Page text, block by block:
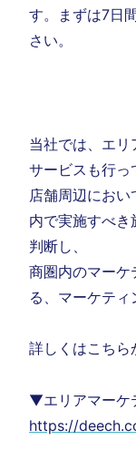
す。まずは7日
さい。
当社では、エ
サービスも行っ
店舗周辺にお
内で実施すべ
判断し、
商圏内のマーケ
る、マーケティ
詳しくはこちら
▼エリアマーケ
https://